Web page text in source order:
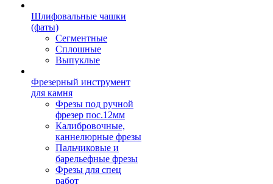
Шлифовальные чашки
(фаты)
Сегментные
Сплошные
Выпуклые
Фрезерный инструмент
для камня
Фрезы под ручной
фрезер пос.12мм
Калибровочные,
каннелюрные фрезы
Пальчиковые и
барельефные фрезы
Фрезы для спец
работ